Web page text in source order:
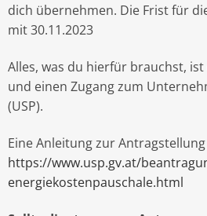
dich übernehmen. Die Frist für
mit 30.11.2023
Alles, was du hierfür brauchst,
und einen Zugang zum
(USP).
Eine Anleitung zur
https://www.usp.gv.at/
energiekostenpauschale.html